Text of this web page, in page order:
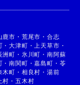
鹿市 ・ 荒尾市 ・ 合志
・大津町 ・ 上天草市 ・
洲町 ・ 氷川町 ・ 南阿蘇
・南関町 ・嘉島町 ・ 苓
木町 ・ 相良村 ・ 湯前
村 ・ 五木村